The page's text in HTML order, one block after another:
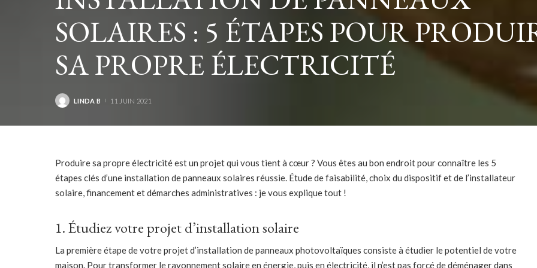
SOLAIRES : 5 ÉTAPES POUR
SA PROPRE ÉLECTRICITÉ
POSTED
LINDA B 11 JUIN 2021
Produire sa propre électricité est un projet qui vous tient à cœur ? Vous êtes au bon endroit pour connaître les 5
étapes clés d’une installation de panneaux solaires réussie. Étude de faisabilité, choix du dispositif et de l’installateur
solaire, financement et démarches administratives : je vous explique tout !
1. Étudiez votre projet d’installation solaire
La première étape de votre projet d’installation de panneaux photovoltaïques consiste à étudier le potentiel de votre
maison. Pour transformer le rayonnement solaire en énergie, puis en électricité, il n’est pas forcé de déménager dans